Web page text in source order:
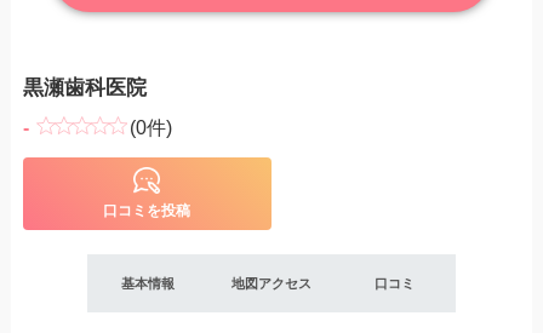
黒瀬歯科医院
- (0件)
口コミを投稿
基本情報 地図アクセス 口コミ